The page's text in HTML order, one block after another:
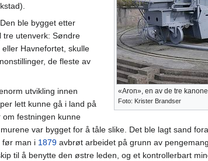
«Aron», en av de tre
Foto: Krister Brandser
ble bygget etter
tre utenverk: Søndre
Havnefortet, skulle
de fleste av
utvikling innen
lett kunne gå i land på
festningen kunne
var bygget for å tåle slike. Det ble lagt sand
før man i 1879 avbrøt arbeidet på grunn av
til å benytte den østre leden, og et kontrollerbart